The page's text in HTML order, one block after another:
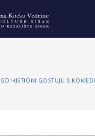
GD HISTIONI GOSTUJU S